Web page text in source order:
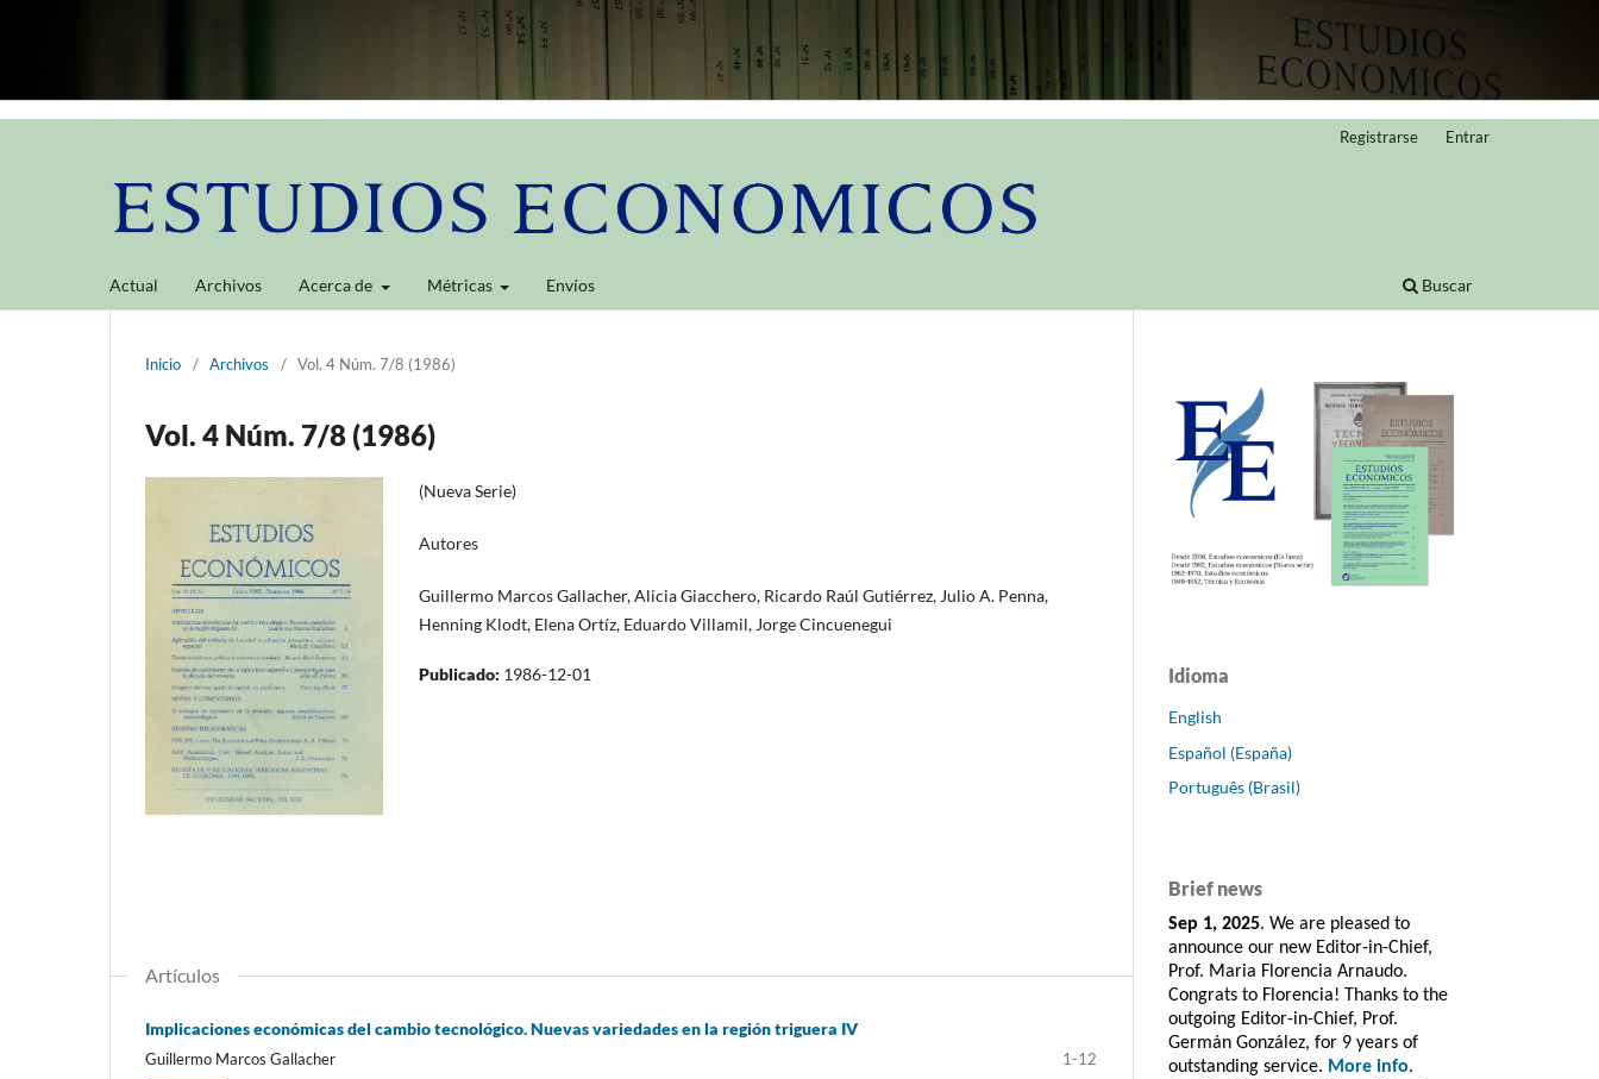
Actual Archivos Acerca de Métricas Envíos Buscar
Registrarse Entrar
Inicio / Archivos / Vol. 4 Núm. 7/8 (1986)
Vol. 4 Núm. 7/8 (1986)
(Nueva Serie)
Autores
Guillermo Marcos Gallacher, Alicia Giacchero, Ricardo Raúl Gutiérrez, Julio A. Penna,
Henning Klodt, Elena Ortíz, Eduardo Villamil, Jorge Cincuenegui
Publicado: 1986-12-01
Artículos
Implicaciones económicas del cambio tecnológico. Nuevas variedades en la región triguera IV
Guillermo Marcos Gallacher 1-12
Idioma
English
Español (España)
Português (Brasil)
Brief news
Sep 1, 2025. We are pleased to
announce our new Editor-in-Chief,
Prof. Maria Florencia Arnaudo.
Congrats to Florencia! Thanks to the
outgoing Editor-in-Chief, Prof.
Germán González, for 9 years of
outstanding service. More info.